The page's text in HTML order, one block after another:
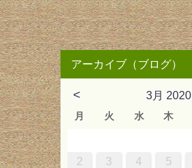
アーカイブ（ブログ）
< 3月 2020
月 火 水 木
2 3
9 10
3 4
10 11
6 7
13 14
2 3
9 10
4 5
11 12
1
7 8
2 3
9 10
5 6
12 13
1 2
8 9
4 5
11 12
3 4
10 11
6 7
13 14
2 3
9 10
4 5
11 12
1
7 8
2 3
9 10
5 6
12 13
1 2
8 9
3 4
10 11
6 7
13 14
6 7
13 14
2 3
9 10
5 6
12 13
1
7 8
3 4
10 11
2 3
9 10
4 5
11 12 2 3 4 5
1 2
8 9
4 5
11 12
1
7 8
2 3
9 10
1 2
8 9
4 5
11 12
2 3
9 10
1 2
8 9
4 5
11 12
1
7 8
2 3
9 10
5 6
12 13
3 4
10 11
6 7
13 14